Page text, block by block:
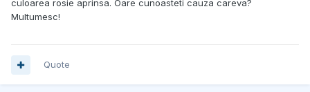
culoarea rosie aprinsa. Oare cunoasteti cauza careva?
Multumesc!
Quote